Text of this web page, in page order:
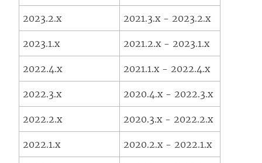
2023.2.x 2021.3.x - 2023.2.x
2023.1.x 2021.2.x - 2023.1.x
2022.4.x 2021.1.x - 2022.4.x
2022.3.x 2020.4.x - 2022.3.x
2022.2.x 2020.3.x - 2022.2.x
2022.1.x 2020.2.x - 2022.1.x